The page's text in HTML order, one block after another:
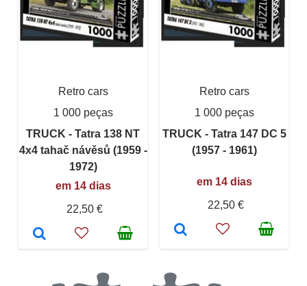
Retro cars
1 000 peças
TRUCK - Tatra 138 NT
4x4 tahač návěsů (1959 -
1972)
em 14 dias
22,50 €
Retro cars
1 000 peças
TRUCK - Tatra 147 DC 5
(1957 - 1961)
em 14 dias
22,50 €